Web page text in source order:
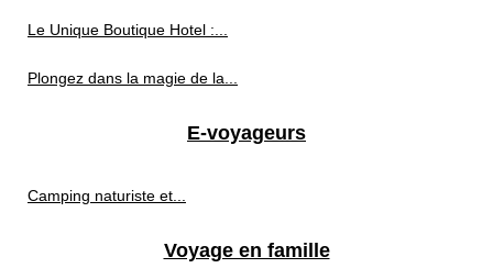
Le Unique Boutique Hotel :...
Plongez dans la magie de la...
E-voyageurs
Camping naturiste et...
Voyage en famille